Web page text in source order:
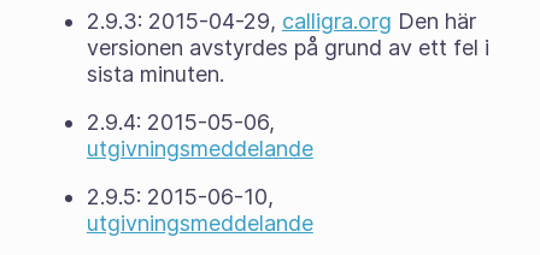
2.9.3: 2015-04-29, calligra.org Den här
versionen avstyrdes på grund av ett fel i
sista minuten.
2.9.4: 2015-05-06,
utgivningsmeddelande
2.9.5: 2015-06-10,
utgivningsmeddelande